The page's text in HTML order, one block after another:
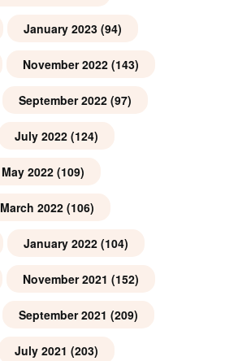
January 2023 (94)
November 2022 (143)
September 2022 (97)
July 2022 (124)
May 2022 (109)
March 2022 (106)
January 2022 (104)
November 2021 (152)
September 2021 (209)
July 2021 (203)